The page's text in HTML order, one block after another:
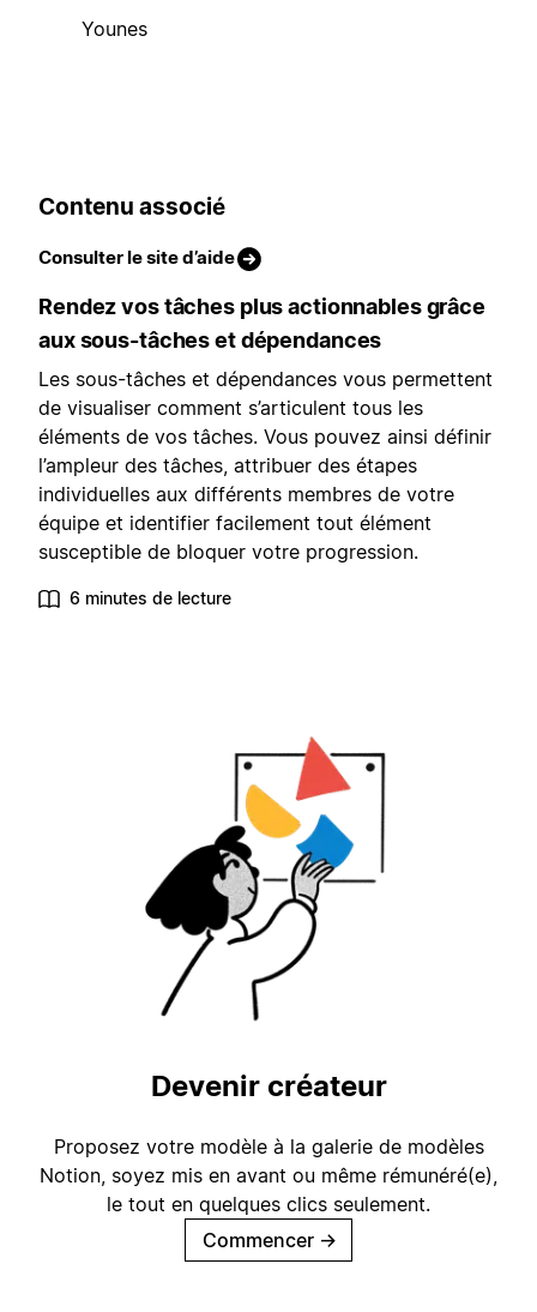
Younes
Contenu associé
Consulter le site d’aide
Rendez vos tâches plus actionnables grâce
aux sous-tâches et dépendances
Les sous-tâches et dépendances vous permettent
de visualiser comment s’articulent tous les
éléments de vos tâches. Vous pouvez ainsi définir
l’ampleur des tâches, attribuer des étapes
individuelles aux différents membres de votre
équipe et identifier facilement tout élément
susceptible de bloquer votre progression.
6 minutes de lecture
Devenir créateur
Proposez votre modèle à la galerie de modèles
Notion, soyez mis en avant ou même rémunéré(e),
le tout en quelques clics seulement.
Commencer →